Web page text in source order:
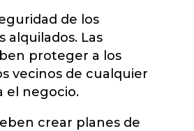
de los
alquilados. Las
proteger a los
vecinos de cualquier
el negocio.
crear planes de